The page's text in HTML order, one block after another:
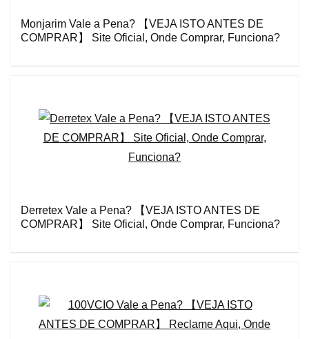
Monjarim Vale a Pena? 【VEJA ISTO ANTES DE
COMPRAR】 Site Oficial, Onde Comprar, Funciona?
Derretex Vale a Pena? 【VEJA ISTO ANTES DE
COMPRAR】 Site Oficial, Onde Comprar, Funciona?